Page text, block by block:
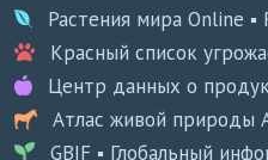
Растения мира Online ▪
Красный список
Центр данных о
Атлас живой природы
GBIF ▪ Глобальный